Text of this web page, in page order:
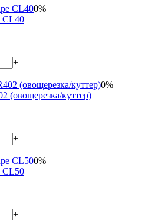
0%
CL40
+
0%
(овощерезка/куттер)
+
0%
CL50
+